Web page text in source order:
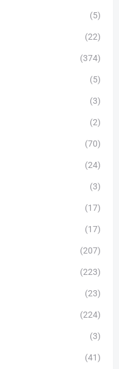
(5)
(22)
(374)
(5)
(3)
(2)
(70)
(24)
(3)
(17)
(17)
(207)
(223)
(23)
(224)
(3)
(41)